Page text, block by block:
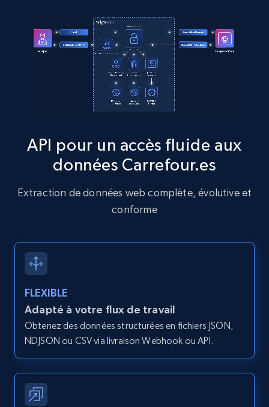
13.2K+ 1.6K+ Essai gratuit
Zillow properties listing information
IsListingClaimedByCurrentSignedInUser,
IsCurrentSignedInAgentResponsible, Bedrooms,
and more.
12K+ 1.3K+ Essai gratuit
Zillow properties listing information -
Discover by custom filters - location, home
type and status
Zpid, City, State, HomeStatus, Address,
IsListingClaimedByCurrentSignedInUser,
IsCurrentSignedInAgentResponsible, Bedrooms,
and more.
API pour un accès fluide aux
données Carrefour.es
Extraction de données web complète, évolutive et
conforme
FLEXIBLE
Adapté à votre flux de travail
Obtenez des données structurées en fichiers JSON,
NDJSON ou CSV via livraison Webhook ou API.